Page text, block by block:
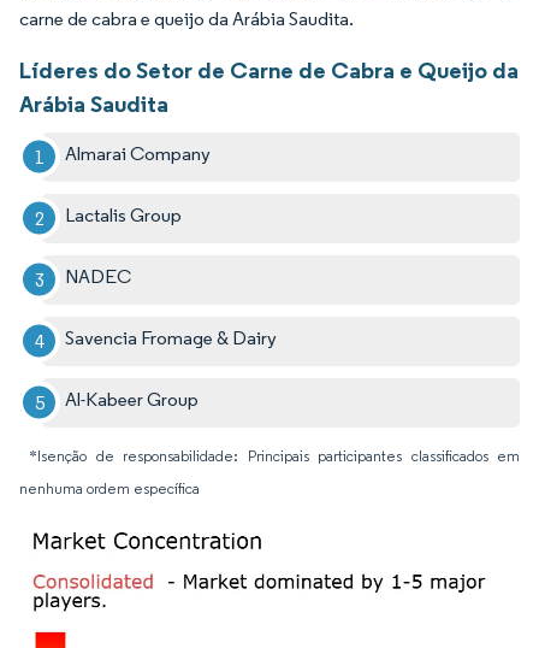
carne de cabra e queijo da Arábia Saudita.
Líderes do Setor de Carne de Cabra e Queijo da
Arábia Saudita
Almarai Company
Lactalis Group
NADEC
Savencia Fromage & Dairy
Al-Kabeer Group
*Isenção de responsabilidade: Principais participantes classificados em
nenhuma ordem específica